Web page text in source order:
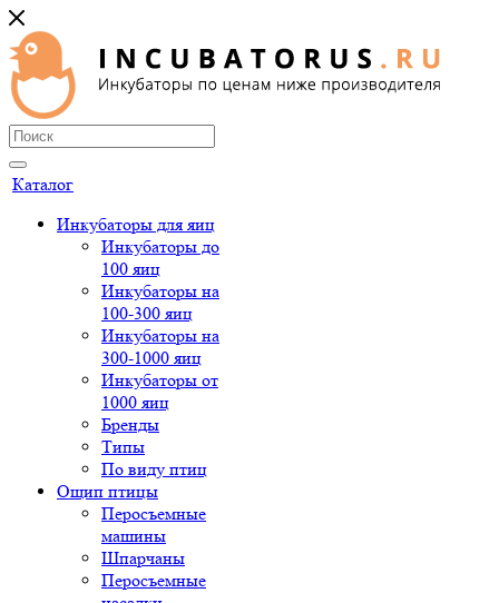
Каталог
Инкубаторы для яиц
Инкубаторы до
100 яиц
Инкубаторы на
100-300 яиц
Инкубаторы на
300-1000 яиц
Инкубаторы от
1000 яиц
Бренды
Типы
По виду птиц
Ощип птицы
Перосъемные
машины
Шпарчаны
Перосъемные